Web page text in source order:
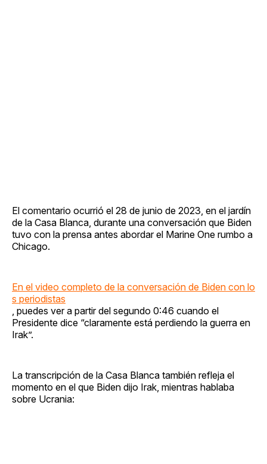
El comentario ocurrió el 28 de junio de 2023, en el jardín
de la Casa Blanca, durante una conversación que Biden
tuvo con la prensa antes abordar el Marine One rumbo a
Chicago.
En el video completo de la conversación de Biden con lo
s periodistas
, puedes ver a partir del segundo 0:46 cuando el
Presidente dice “claramente está perdiendo la guerra en
Irak”.
La transcripción de la Casa Blanca también refleja el
momento en el que Biden dijo Irak, mientras hablaba
sobre Ucrania: